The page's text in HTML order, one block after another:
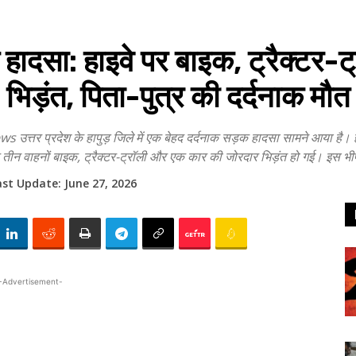
हाइवे पर बाइक, ट्रैक्टर-
भिड़ंत, पिता-पुत्र की दर्दनाक मौत
प्रदेश के हापुड़ जिले में एक बेहद दर्दनाक सड़क हादसा सामने आया है।
वाहनों बाइक, ट्रैक्टर-ट्रॉली और एक कार की जोरदार भिड़ंत हो गई। इस
Update: June 27, 2026